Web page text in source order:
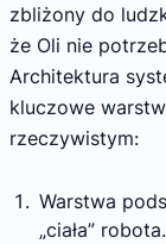
zbliżony do
że Oli nie
Architektura
kluczowe
rzeczywistym:
Warstwa
„ciała”